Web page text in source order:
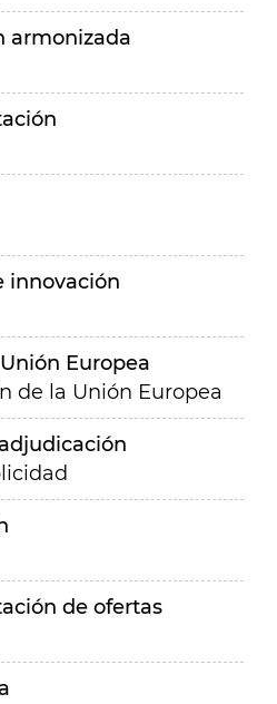
armonizada
innovación
Europea
de la Unión Europea
de ofertas